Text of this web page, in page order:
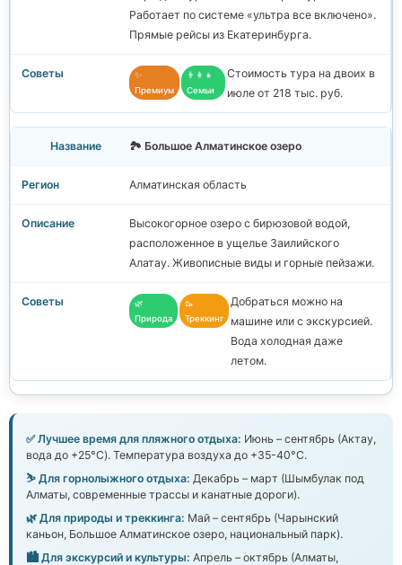
Работает по системе «ультра все включено».
Прямые рейсы из Екатеринбурга.
✨
Премиум
👨‍👩‍👧
Семьи
Стоимость тура на двоих в
июле от 218 тыс. руб.
🏞️ Большое Алматинское озеро
Алматинская область
Высокогорное озеро с бирюзовой водой,
расположенное в ущелье Заилийского
Алатау. Живописные виды и горные пейзажи.
🌿
Природа
🥾
Треккинг
Добраться можно на
машине или с экскурсией.
Вода холодная даже
летом.
✅ Лучшее время для пляжного отдыха: Июнь – сентябрь (Актау,
вода до +25°C). Температура воздуха до +35-40°C.
⛷️ Для горнолыжного отдыха: Декабрь – март (Шымбулак под
Алматы, современные трассы и канатные дороги).
🌿 Для природы и треккинга: Май – сентябрь (Чарынский
каньон, Большое Алматинское озеро, национальный парк).
🏙️ Для экскурсий и культуры: Апрель – октябрь (Алматы,